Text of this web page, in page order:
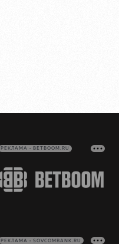
РЕКЛАМА • BETBOOM.RU
РЕКЛАМА • SOVCOMBANK.RU